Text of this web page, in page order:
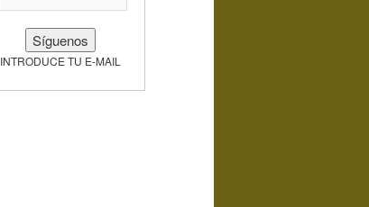
INTRODUCE TU E-MAIL